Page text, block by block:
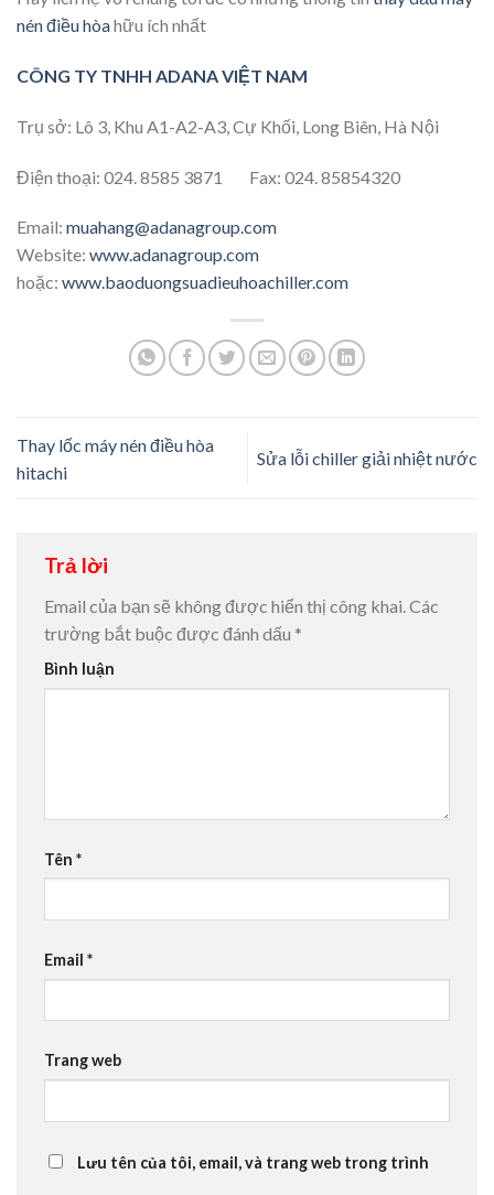
nén điều hòahữu ích nhất
CÔNG TY TNHH ADANA VIỆT NAM
Trụ sở: Lô 3, Khu A1-A2-A3, Cự Khối, Long Biên, Hà Nội
Điện thoại: 024. 8585 3871 Fax: 024. 85854320
Email: muahang@adanagroup.com
Website: www.adanagroup.com
hoặc: www.baoduongsuadieuhoachiller.com
Thay lốc máy nén điều hòa
hitachi
Sửa lỗi chiller giải nhiệt nước
Trả lời
Email của bạn sẽ không được hiển thị công khai.Các
trường bắt buộc được đánh dấu *
Bình luận
Tên *
Email *
Trang web
Lưu tên của tôi, email, và trang web trong trình